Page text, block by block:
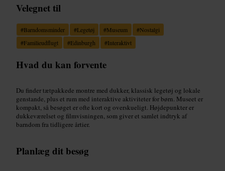
Velegnet til
#Barndomsminder #Legetøj #Museum #Nostalgi
#Familieudflugt #Edinburgh #Interaktivt
Hvad du kan forvente
Du finder tætpakkede montre med dukker, klassisk legetøj og lokale
genstande, plus et rum med interaktive aktiviteter for børn. Museet er
kompakt, så besøget er ofte kort og overskueligt. Højdepunkter er
dukkeværelset og filmvisningen, som giver et samlet indtryk af
barndom fra tidligere årtier.
Planlæg dit besøg